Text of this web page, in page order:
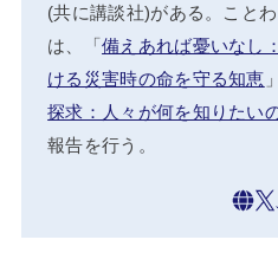
(共に講談社)がある。こと
は、「備えあれば憂いなし
ける災害時の命を守る知恵
探求：人々が何を知りたい
報告を行う。